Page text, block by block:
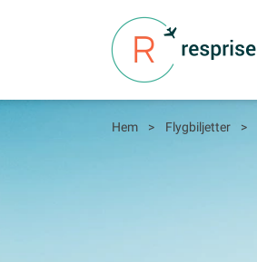
Hem > Flygbiljetter >